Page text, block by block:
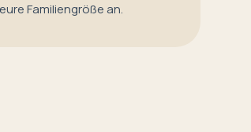
Familiengröße an.